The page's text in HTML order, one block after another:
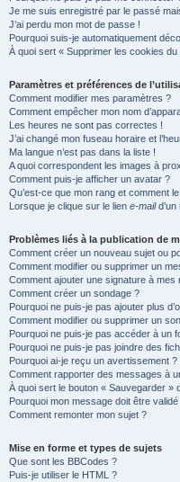
Je me suis enregistré par le passé
J’ai perdu mon mot de passe !
Pourquoi suis-je automatiquement
À quoi sert « Supprimer les cookies du
Paramètres et préférences de
Comment modifier mes paramètres ?
Comment empêcher mon nom
Les heures ne sont pas correctes !
J’ai changé mon fuseau horaire et
Ma langue n’est pas dans la liste !
A quoi correspondent les images à
Comment puis-je afficher un avatar ?
Qu’est-ce que mon rang et comment
Lorsque je clique sur le lien e-maild’un
Problèmes liés à la publication de
Comment créer un nouveau sujet ou
Comment modifier ou supprimer un
Comment ajouter une signature à mes
Comment créer un sondage ?
Pourquoi ne puis-je pas ajouter plus
Comment modifier ou supprimer un
Pourquoi ne puis-je pas accéder à un
Pourquoi ne puis-je pas joindre des
Pourquoi ai-je reçu un avertissement ?
Comment rapporter des messages à
À quoi sert le bouton « Sauvegarder »
Pourquoi mon message doit être validé
Comment remonter mon sujet ?
Mise en forme et types de sujets
Que sont les BBCodes ?
Puis-je utiliser le HTML ?